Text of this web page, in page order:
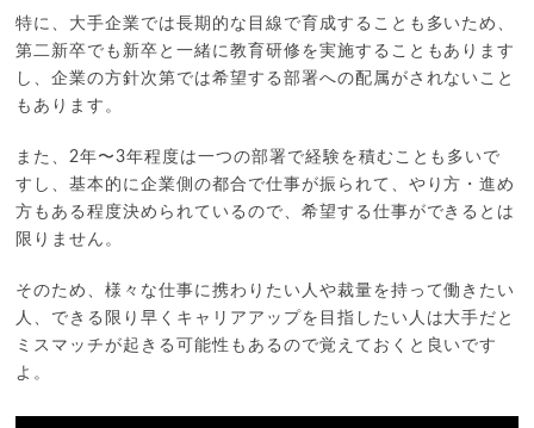
特に、大手企業では長期的な目線で育成することも多いため、
第二新卒でも新卒と一緒に教育研修を実施することもあります
し、企業の方針次第では希望する部署への配属がされないこと
もあります。
また、2年〜3年程度は一つの部署で経験を積むことも多いで
すし、基本的に企業側の都合で仕事が振られて、やり方・進め
方もある程度決められているので、希望する仕事ができるとは
限りません。
そのため、様々な仕事に携わりたい人や裁量を持って働きたい
人、できる限り早くキャリアアップを目指したい人は大手だと
ミスマッチが起きる可能性もあるので覚えておくと良いです
よ。